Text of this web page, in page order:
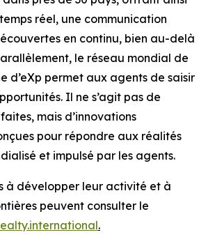
réel, une communication
en continu, bien au-delà
le réseau mondial de
d’eXp permet aux agents de saisir
Il ne s’agit pas de
mais d’innovations
pour répondre aux réalités
et impulsé par les agents.
à développer leur activité et à
peuvent consulter le
.